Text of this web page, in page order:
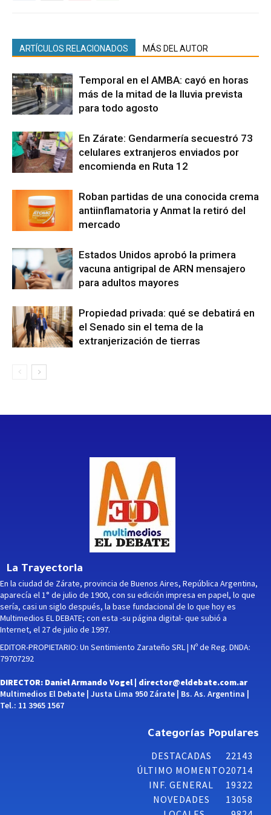
ARTÍCULOS RELACIONADOS MÁS DEL AUTOR
Temporal en el AMBA: cayó en horas
más de la mitad de la lluvia prevista
para todo agosto
En Zárate: Gendarmería secuestró 73
celulares extranjeros enviados por
encomienda en Ruta 12
Roban partidas de una conocida crema
antiinflamatoria y Anmat la retiró del
mercado
Estados Unidos aprobó la primera
vacuna antigripal de ARN mensajero
para adultos mayores
Propiedad privada: qué se debatirá en
el Senado sin el tema de la
extranjerización de tierras
La Trayectoria
En la ciudad de Zárate, provincia de Buenos Aires, República Argentina,
aparecía el 1° de julio de 1900, con su edición impresa en papel, lo que
sería, casi un siglo después, la base fundacional de lo que hoy es
Multimedios EL DEBATE; con esta -su página digital- que subió a
Internet, el 27 de julio de 1997.
EDITOR-PROPIETARIO: Un Sentimiento Zarateño SRL | Nº de Reg. DNDA:
79707292
DIRECTOR: Daniel Armando Vogel | director@eldebate.com.ar
Multimedios El Debate | Justa Lima 950 Zárate | Bs. As. Argentina |
Tel.: 11 3965 1567
Categorías Populares
DESTACADAS
22143
ÚLTIMO MOMENTO20714
INF. GENERAL
19322
NOVEDADES
13058